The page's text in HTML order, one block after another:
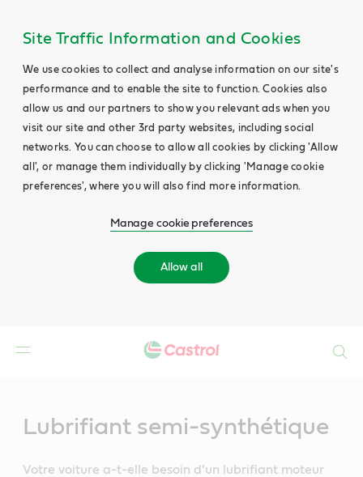
Site Traffic Information and Cookies
We use cookies to collect and analyse information on our site's
performance and to enable the site to function. Cookies also
allow us and our partners to show you relevant ads when you
visit our site and other 3rd party websites, including social
networks. You can choose to allow all cookies by clicking 'Allow
all', or manage them individually by clicking 'Manage cookie
preferences', where you will also find more information.
Manage cookie preferences
Allow all
Lubrifiant semi-synthétique
Votre voiture a-t-elle besoin d’un lubrifiant moteur